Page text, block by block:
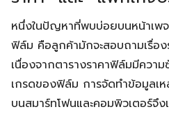
หนึ่งในปัญหาที่พบบ่อยบนหน้าเพ
ฟิล์ม คือลูกค้ามักจะสอบถามเรื่อ
เนื่องจากตารางราคาฟิล์มมีควา
เกรดของฟิล์ม การจัดทำข้อมูลเ
บนสมาร์ทโฟนและคอมพิวเตอร์จึ